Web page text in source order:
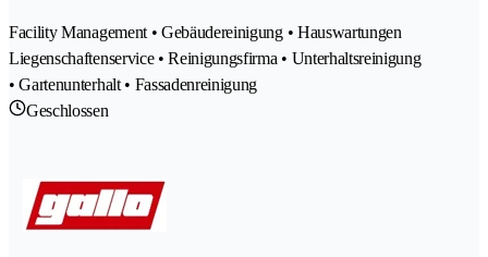
Facility Management • Gebäudereinigung • Hauswartungen
Liegenschaftenservice • Reinigungsfirma • Unterhaltsreinigung
• Gartenunterhalt • Fassadenreinigung
Geschlossen